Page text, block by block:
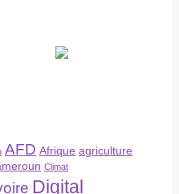
AFD Afrique agriculture
Climat
Digital